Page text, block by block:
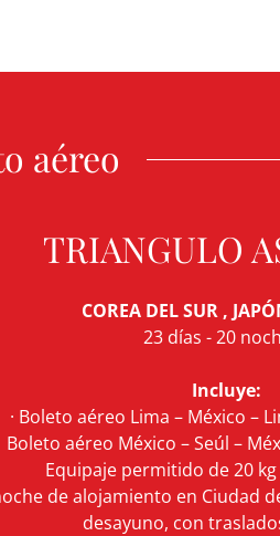
aéreo
TRIANGULO
COREA DEL SUR ,
23 días - 20
Incluye:
· Boleto aéreo Lima – México –
Boleto aéreo México – Seúl –
Equipaje permitido de 20
de alojamiento en Ciudad
desayuno, con